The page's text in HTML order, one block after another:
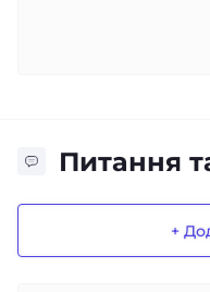
Питання
+